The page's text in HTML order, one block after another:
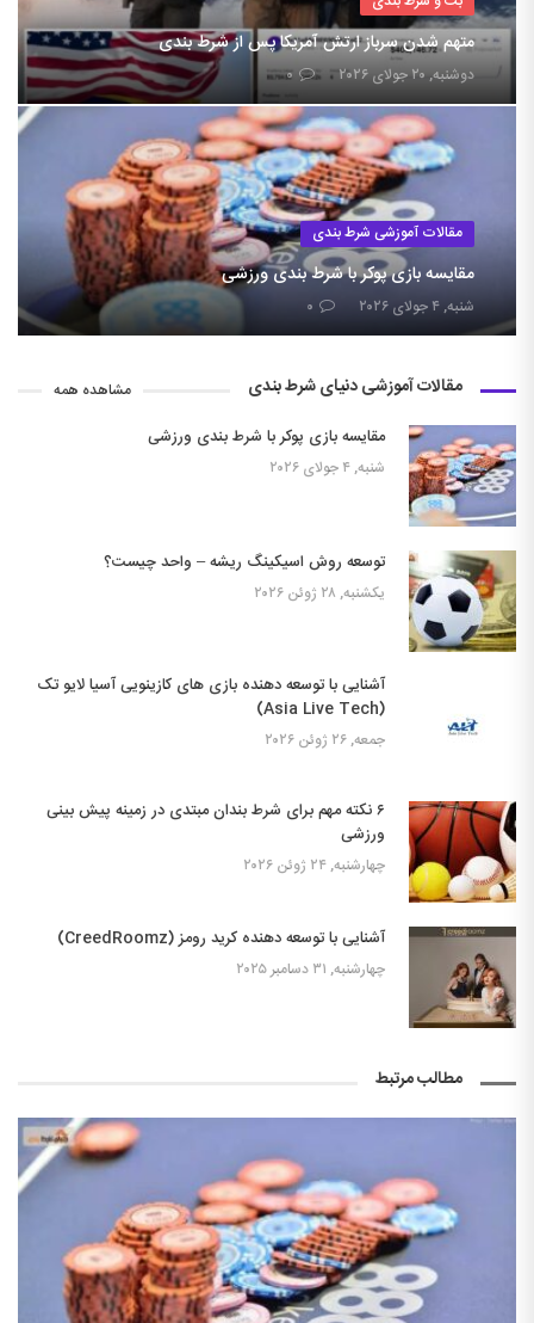
متهم شدن سرباز ارتش آمریکا پس از شرط بندی
دوشنبه, ۲۰ جولای ۲۰۲۶ ۰
مقالات آموزشی شرط بندی
مقایسه بازی پوکر با شرط بندی ورزشی
شنبه, ۴ جولای ۲۰۲۶ ۰
مقالات آموزشی دنیای شرط بندی مشاهده همه
مقایسه بازی پوکر با شرط بندی ورزشی
شنبه, ۴ جولای ۲۰۲۶
توسعه روش اسیکینگ ریشه – واحد چیست؟
یکشنبه, ۲۸ ژوئن ۲۰۲۶
آشنایی با توسعه دهنده بازی های کازینویی آسیا لایو تک
(Asia Live Tech)
جمعه, ۲۶ ژوئن ۲۰۲۶
۶ نکته مهم برای شرط بندان مبتدی در زمینه پیش بینی
ورزشی
چهارشنبه, ۲۴ ژوئن ۲۰۲۶
آشنایی با توسعه دهنده کرید رومز (CreedRoomz)
چهارشنبه, ۳۱ دسامبر ۲۰۲۵
مطالب مرتبط